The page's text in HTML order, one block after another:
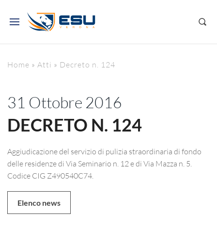
Home » Atti » Decreto n. 124
31 Ottobre 2016
DECRETO N. 124
Aggiudicazione del servizio di pulizia straordinaria di fondo
delle residenze di Via Seminario n. 12 e di Via Mazza n. 5.
Codice CIG Z490540C74.
Elenco news